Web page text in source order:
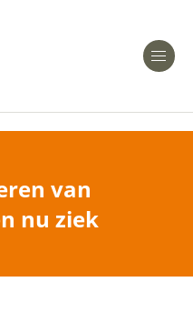
van
nu ziek